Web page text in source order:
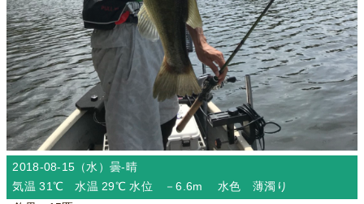
2018-08-15（水）曇-晴
気温 31℃ 水温 29℃ 水位 －6.6m 水色 薄濁り